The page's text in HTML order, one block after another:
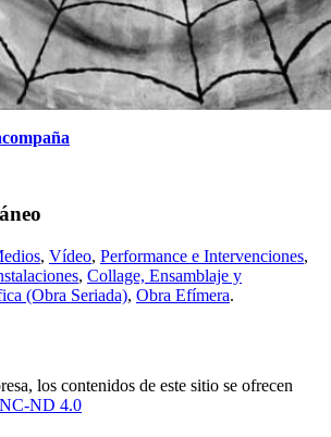
, Vídeo, Performance e Intervenciones,
, Collage, Ensamblaje y
(Obra Seriada), Obra Efímera.
los contenidos de este sitio se ofrecen
ND 4.0